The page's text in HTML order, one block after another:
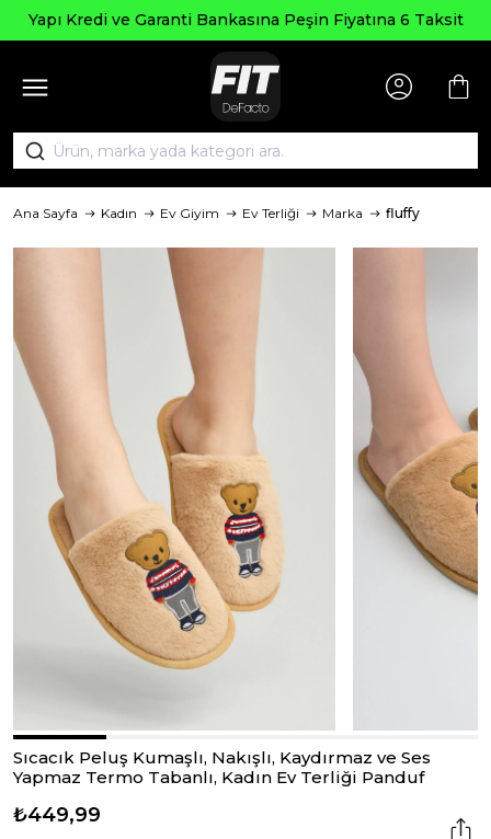
Yapı Kredi ve Garanti Bankasına Peşin Fiyatına 6 Taksit
Ana Sayfa Kadın Ev Giyim Ev Terliği Marka fluffy
Sıcacık Peluş Kumaşlı, Nakışlı, Kaydırmaz ve Ses
Yapmaz Termo Tabanlı, Kadın Ev Terliği Panduf
₺449,99